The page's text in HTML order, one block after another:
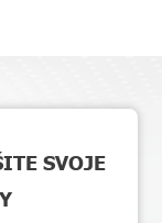
SVOJE